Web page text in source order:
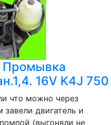
Промывка
16V K4J 750
что можно через
завели двигатель и
(выгоняли не